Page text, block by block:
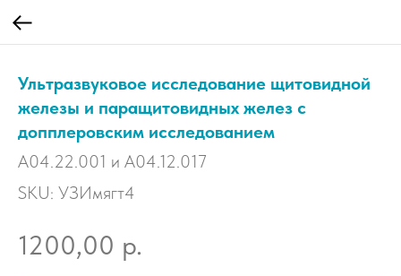
Ультразвуковое исследование щитовидной
железы и паращитовидных желез с
допплеровским исследованием
A04.22.001 и A04.12.017
SKU: УЗИмягт4
1200,00 р.